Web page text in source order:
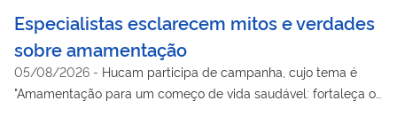
Especialistas esclarecem mitos e verdades
sobre amamentação
05/08/2026 - Hucam participa de campanha, cujo tema é
"Amamentação para um começo de vida saudável: fortaleça o